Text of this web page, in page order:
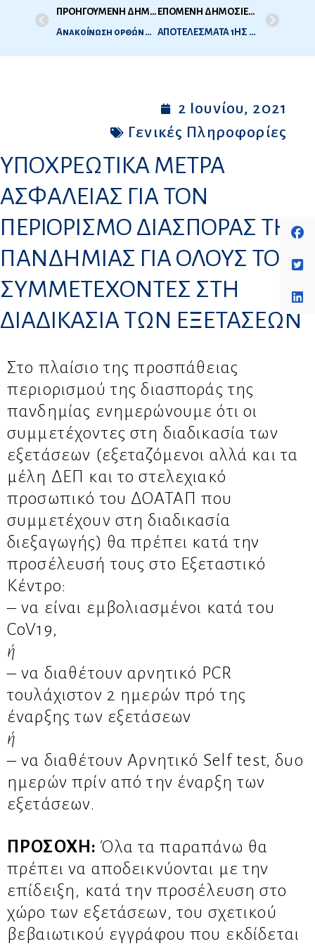
ΠΡΟΗΓΟΥΜΕΝΗ ΔΗΜΟΣΙΕΥΣΗ
Ανακοίνωση ορθών απαντήσεων των θεμάτων 1ης εξεταστικής περιόδου Ιατρικής 2020
ΕΠΟΜΕΝΗ ΔΗΜΟΣΙΕΥΣΗ
ΑΠΟΤΕΛΕΣΜΑΤΑ 1ΗΣ ΕΞ ΠΕΡΙΟΔΟΥ ΙΑΤΡΙΚΗΣ 2021 (ΙΟΥΝΙΟΣ 2021)
2 Ιουνίου, 2021
Γενικές Πληροφορίες
ΥΠΟΧΡΕΩΤΙΚΑ ΜΕΤΡΑ
ΑΣΦΑΛΕΙΑΣ ΓΙΑ ΤΟΝ
ΠΕΡΙΟΡΙΣΜΟ ΔΙΑΣΠΟΡΑΣ ΤΗΣ
ΠΑΝΔΗΜΙΑΣ ΓΙΑ ΟΛΟΥΣ ΤΟΥΣ
ΣΥΜΜΕΤΕΧΟΝΤΕΣ ΣΤΗ
ΔΙΑΔΙΚΑΣΙΑ ΤΩΝ ΕΞΕΤΑΣΕΩΝ
Στο πλαίσιο της προσπάθειας
περιορισμού της διασποράς της
πανδημίας ενημερώνουμε ότι οι
συμμετέχοντες στη διαδικασία των
εξετάσεων (εξεταζόμενοι αλλά και τα
μέλη ΔΕΠ και το στελεχιακό
προσωπικό του ΔΟΑΤΑΠ που
συμμετέχουν στη διαδικασία
διεξαγωγής) θα πρέπει κατά την
προσέλευσή τους στο Εξεταστικό
Κέντρο:
– να είναι εμβολιασμένοι κατά του
CoV19,
ή
– να διαθέτουν αρνητικό PCR
τουλάχιστον 2 ημερών πρό της
έναρξης των εξετάσεων
ή
– να διαθέτουν Αρνητικό Self test, δυο
ημερών πρίν από την έναρξη των
εξετάσεων.
ΠΡΟΣΟΧΗ: Όλα τα παραπάνω θα
πρέπει να αποδεικνύονται με την
επίδειξη, κατά την προσέλευση στο
χώρο των εξετάσεων, του σχετικού
βεβαιωτικού εγγράφου που εκδίδεται